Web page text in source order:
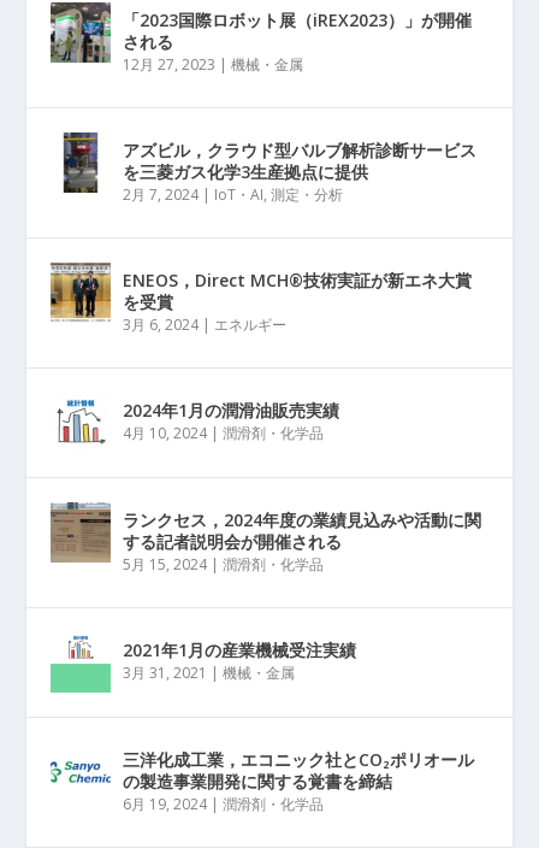
「2023国際ロボット展（iREX2023）」が開催
される
12月 27, 2023 |機械・金属
アズビル，クラウド型バルブ解析診断サービス
を三菱ガス化学3生産拠点に提供
2月 7, 2024| IoT・AI,測定・分析
ENEOS，Direct MCH®技術実証が新エネ大賞
を受賞
3月 6, 2024| エネルギー
2024年1月の潤滑油販売実績
4月 10, 2024|潤滑剤・化学品
ランクセス，2024年度の業績見込みや活動に関
する記者説明会が開催される
5月 15, 2024|潤滑剤・化学品
2021年1月の産業機械受注実績
3月 31, 2021 |機械・金属
三洋化成工業，エコニック社とCO₂ポリオール
の製造事業開発に関する覚書を締結
6月 19, 2024|潤滑剤・化学品